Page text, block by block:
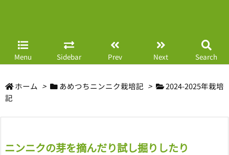
Menu Sidebar Prev Next Search
ホーム > あめつちニンニク栽培記 >
2024-2025年栽培
記
ニンニクの芽を摘んだり試し掘りしたり